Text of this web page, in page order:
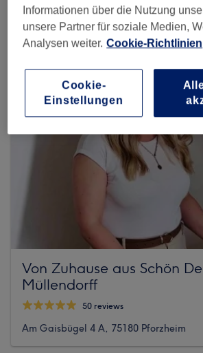
Auf Treatwell
Von Zuhause aus Schön
Müllendorff
50 reviews
Am Gaisbügel 4 A, 75180 Pforzheim
Informationen über die Nutzung
unsere Partner für soziale Medien,
Analysen weiter. Cookie-Richtlinien
Cookie-
Einstellungen